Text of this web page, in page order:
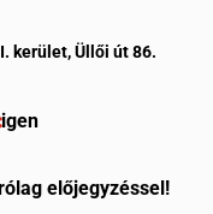
kerület, Üllői út 86.
igen
előjegyzéssel!